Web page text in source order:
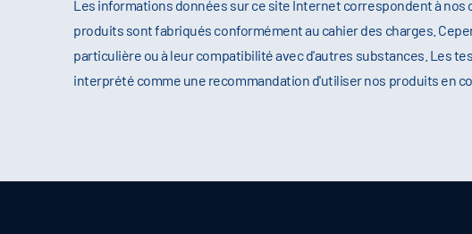
Les informations données sur ce site Internet correspondent à nos
produits sont fabriqués conformément au cahier des charges.
particulière ou à leur compatibilité avec d'autres substances. Les
interprété comme une recommandation d'utiliser nos produits en